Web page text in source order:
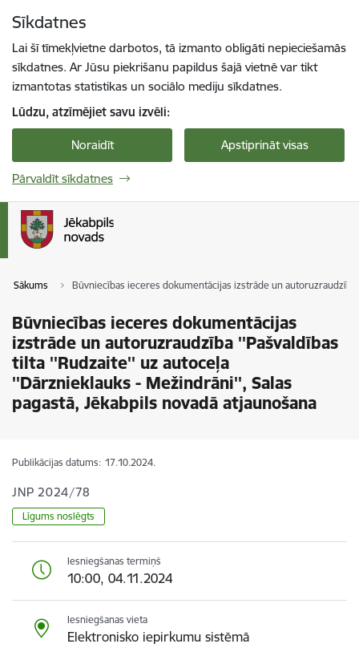
Sīkdatnes
Lai šī tīmekļvietne darbotos, tā izmanto obligāti nepieciešamās
sīkdatnes. Ar Jūsu piekrišanu papildus šajā vietnē var tikt
izmantotas statistikas un sociālo mediju sīkdatnes.
Lūdzu, atzīmējiet savu izvēli:
Noraidīt Apstiprināt visas
Pārvaldīt sīkdatnes
Sākums Būvniecības ieceres dokumentācijas izstrāde un
Būvniecības ieceres dokumentācijas
izstrāde un autoruzraudzība ''Pašvaldības
tilta ''Rudzaite'' uz autoceļa
''Dārznieklauks - Mežindrāni'', Salas
pagastā, Jēkabpils novadā atjaunošana
Publikācijas datums: 17.10.2024.
JNP 2024/78
Līgums noslēgts
Iesniegšanas termiņš
10:00, 04.11.2024
Iesniegšanas vieta
Elektronisko iepirkumu sistēmā